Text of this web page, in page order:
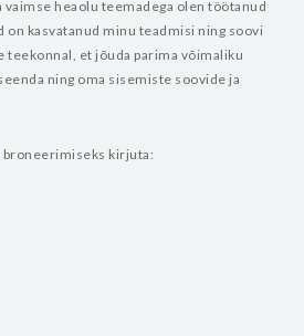
vaimse heaolu teemadega olen töötanud
on kasvatanud minu teadmisi ning soovi
teekonnal, et jõuda parima võimaliku
ning oma sisemiste soovide ja
broneerimiseks kirjuta: